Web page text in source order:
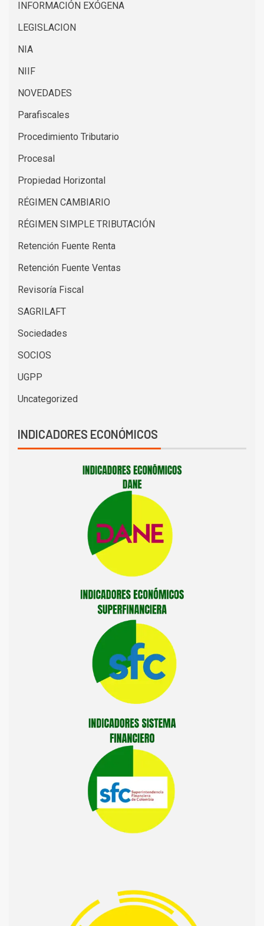
INFORMACIÓN EXÓGENA
LEGISLACION
NIA
NIIF
NOVEDADES
Parafiscales
Procedimiento Tributario
Procesal
Propiedad Horizontal
RÉGIMEN CAMBIARIO
RÉGIMEN SIMPLE TRIBUTACIÓN
Retención Fuente Renta
Retención Fuente Ventas
Revisoría Fiscal
SAGRILAFT
Sociedades
SOCIOS
UGPP
Uncategorized
INDICADORES ECONÓMICOS